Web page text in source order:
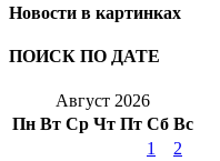
Новости в картинках
ПОИСК ПО ДАТЕ
Август 2026
Пн Вт Ср Чт Пт Сб Вс
1
2